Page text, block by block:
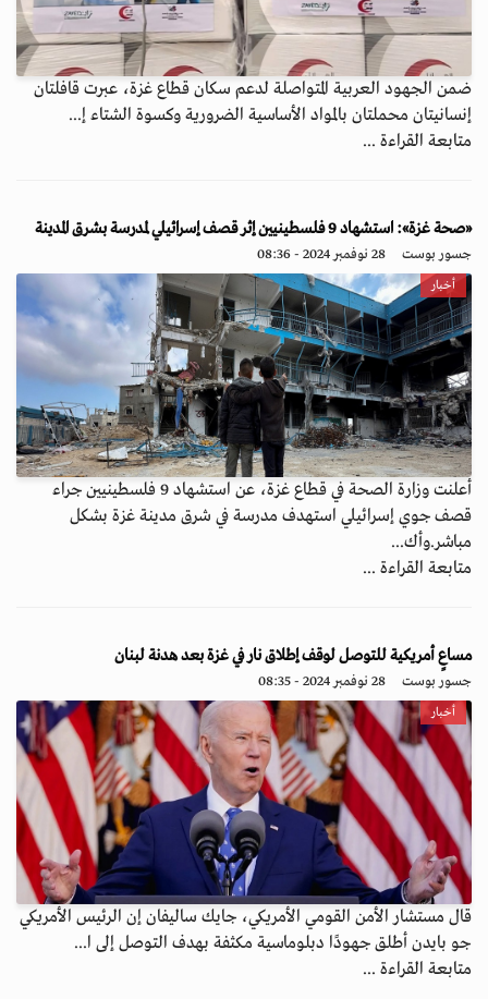
ضمن الجهود العربية المتواصلة لدعم سكان قطاع غزة، عبرت قافلتان
إنسانيتان محملتان بالمواد الأساسية الضرورية وكسوة الشتاء إ...
متابعة القراءة ...
«صحة غزة»: استشهاد 9 فلسطينيين إثر قصف إسرائيلي لمدرسة بشرق المدينة
جسور بوست 28 نوفمبر 2024 - 08:36
أخبار
أعلنت وزارة الصحة في قطاع غزة، عن استشهاد 9 فلسطينيين جراء
قصف جوي إسرائيلي استهدف مدرسة في شرق مدينة غزة بشكل
مباشر.وأك...
متابعة القراءة ...
مساعٍ أمريكية للتوصل لوقف إطلاق نار في غزة بعد هدنة لبنان
جسور بوست 28 نوفمبر 2024 - 08:35
أخبار
قال مستشار الأمن القومي الأمريكي، جايك ساليفان إن الرئيس الأمريكي
جو بايدن أطلق جهودًا دبلوماسية مكثفة بهدف التوصل إلى ا...
متابعة القراءة ...